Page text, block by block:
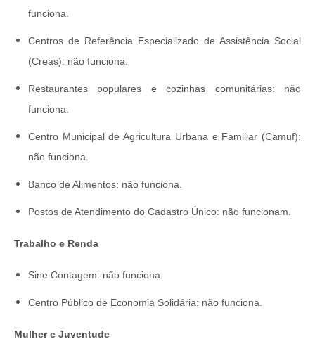
funciona.
Centros de Referência Especializado de Assistência Social
(Creas): não funciona.
Restaurantes populares e cozinhas comunitárias: não
funciona.
Centro Municipal de Agricultura Urbana e Familiar (Camuf):
não funciona.
Banco de Alimentos: não funciona.
Postos de Atendimento do Cadastro Único: não funcionam.
Trabalho e Renda
Sine Contagem: não funciona.
Centro Público de Economia Solidária: não funciona.
Mulher e Juventude